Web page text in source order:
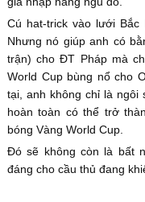
Cú hat-trick vào lưới Bắc
Nhưng nó giúp anh có
trận) cho ĐT Pháp mà
World Cup bùng nổ cho
tại, anh không chỉ là ngôi
hoàn toàn có thể trở
bóng Vàng World Cup.
Đó sẽ không còn là bất
đáng cho cầu thủ đang